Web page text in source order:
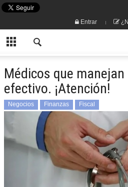
Entrar
Médicos que
efectivo. ¡Atención!
Negocios Finanzas Fiscal